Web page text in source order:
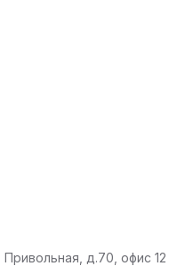
Привольная, д.70, офис 12